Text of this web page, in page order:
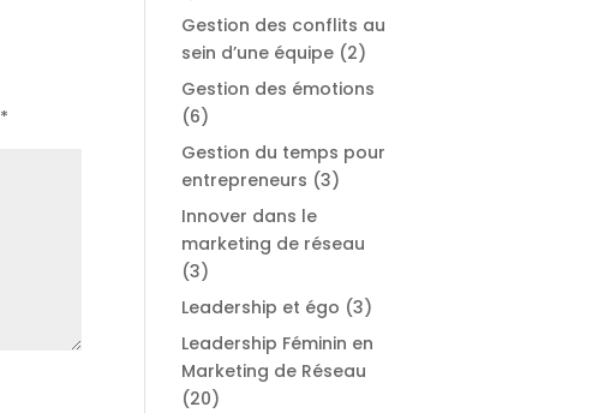
*
Gestion des conflits au
sein d’une équipe(2)
Gestion des émotions
(6)
Gestion du temps pour
entrepreneurs (3)
Innover dans le
marketing de réseau
(3)
Leadership et égo (3)
Leadership Féminin en
Marketing de Réseau
(20)